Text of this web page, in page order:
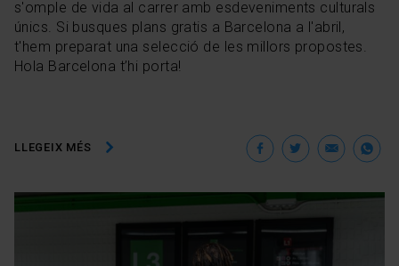
s'omple de vida al carrer amb esdeveniments culturals
únics. Si busques plans gratis a Barcelona a l'abril,
t'hem preparat una selecció de les millors propostes.
Hola Barcelona t’hi porta!
LLEGEIX MÉS Facebook
Twitter